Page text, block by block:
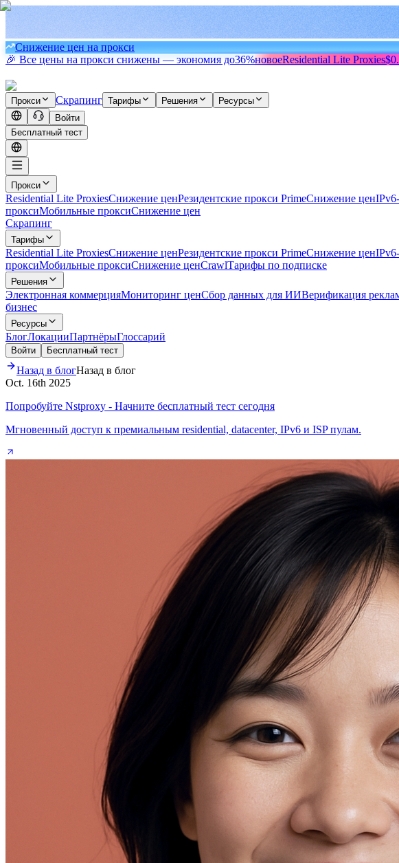
Снижение цен на прокси
🎉 Все цены на прокси снижены — экономия до36%новоеResidential Lite Proxies
Прокси Скрапинг Тарифы Решения
Ресурсы
Войти
Бесплатный тест
Прокси
Residential Lite ProxiesСнижение ценРезидентские прокси PrimeСнижение цен
проксиМобильные проксиСнижение цен
Скрапинг
Тарифы
Residential Lite ProxiesСнижение ценРезидентские прокси PrimeСнижение цен
проксиМобильные проксиСнижение ценCrawlТарифы по подписке
Решения
Электронная коммерцияМониторинг ценСбор данных для ИИВерификация
бизнес
Ресурсы
БлогЛокацииПартнёрыГлоссарий
Войти Бесплатный тест
Назад в блогНазад в блог
Oct. 16th 2025
Попробуйте Nstproxy - Начните бесплатный тест сегодня
Мгновенный доступ к премиальным residential, datacenter, IPv6 и ISP пулам.